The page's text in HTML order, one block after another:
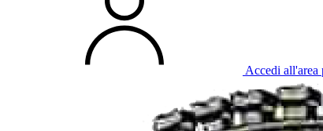
Accedi all'area